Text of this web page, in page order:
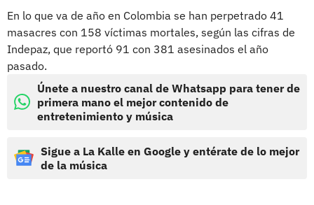
En lo que va de año en Colombia se han perpetrado 41
masacres con 158 víctimas mortales, según las cifras de
Indepaz, que reportó 91 con 381 asesinados el año
pasado.
Únete a nuestro canal de Whatsapp para tener de
primera mano el mejor contenido de
entretenimiento y música
Sigue a La Kalle en Google y entérate de lo mejor
de la música